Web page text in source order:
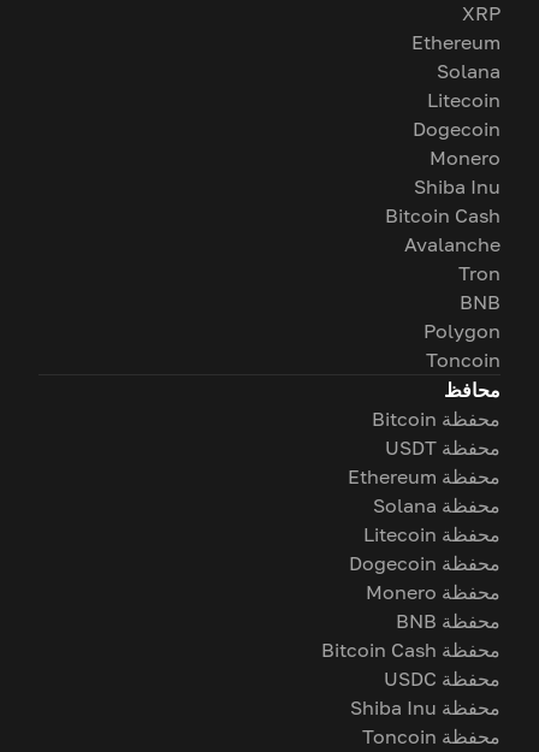
XRP
Ethereum
Solana
Litecoin
Dogecoin
Monero
Shiba Inu
Bitcoin Cash
Avalanche
Tron
BNB
Polygon
Toncoin
محافظ
محفظة Bitcoin
محفظة USDT
محفظة Ethereum
محفظة Solana
محفظة Litecoin
محفظة Dogecoin
محفظة Monero
محفظة BNB
محفظة Bitcoin Cash
محفظة USDC
محفظة Shiba Inu
محفظة Toncoin